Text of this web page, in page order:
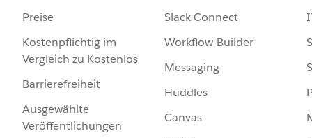
Preise
Kostenpflichtig im
Vergleich zu Kostenlos
Barrierefreiheit
Ausgewählte
Veröffentlichungen
Slack Connect
Workflow-Builder
Messaging
Huddles
Canvas